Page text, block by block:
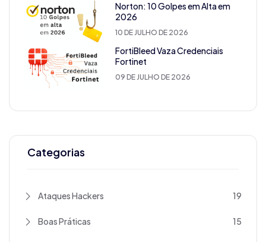
Norton: 10 Golpes em Alta em
2026
10 DE JULHO DE 2026
FortiBleed Vaza Credenciais
Fortinet
09 DE JULHO DE 2026
Categorias
Ataques Hackers 19
Boas Práticas 15